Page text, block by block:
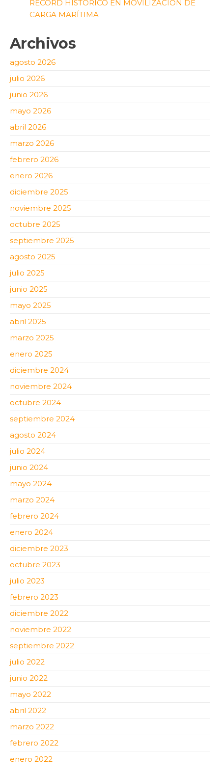
RÉCORD HISTÓRICO EN MOVILIZACIÓN DE
CARGA MARÍTIMA
Archivos
agosto 2026
julio 2026
junio 2026
mayo 2026
abril 2026
marzo 2026
febrero 2026
enero 2026
diciembre 2025
noviembre 2025
octubre 2025
septiembre 2025
agosto 2025
julio 2025
junio 2025
mayo 2025
abril 2025
marzo 2025
enero 2025
diciembre 2024
noviembre 2024
octubre 2024
septiembre 2024
agosto 2024
julio 2024
junio 2024
mayo 2024
marzo 2024
febrero 2024
enero 2024
diciembre 2023
octubre 2023
julio 2023
febrero 2023
diciembre 2022
noviembre 2022
septiembre 2022
julio 2022
junio 2022
mayo 2022
abril 2022
marzo 2022
febrero 2022
enero 2022